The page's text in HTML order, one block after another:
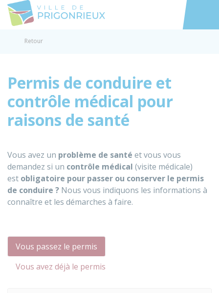
Accéder
Retour
Permis de conduire et
contrôle médical pour
raisons de santé
Vous avez un problème de santé et vous vous
demandez si un contrôle médical (visite médicale)
est obligatoire pour passer ou conserver le permis
de conduire ? Nous vous indiquons les informations à
connaître et les démarches à faire.
Vous passez le permis
Vous avez déjà le permis